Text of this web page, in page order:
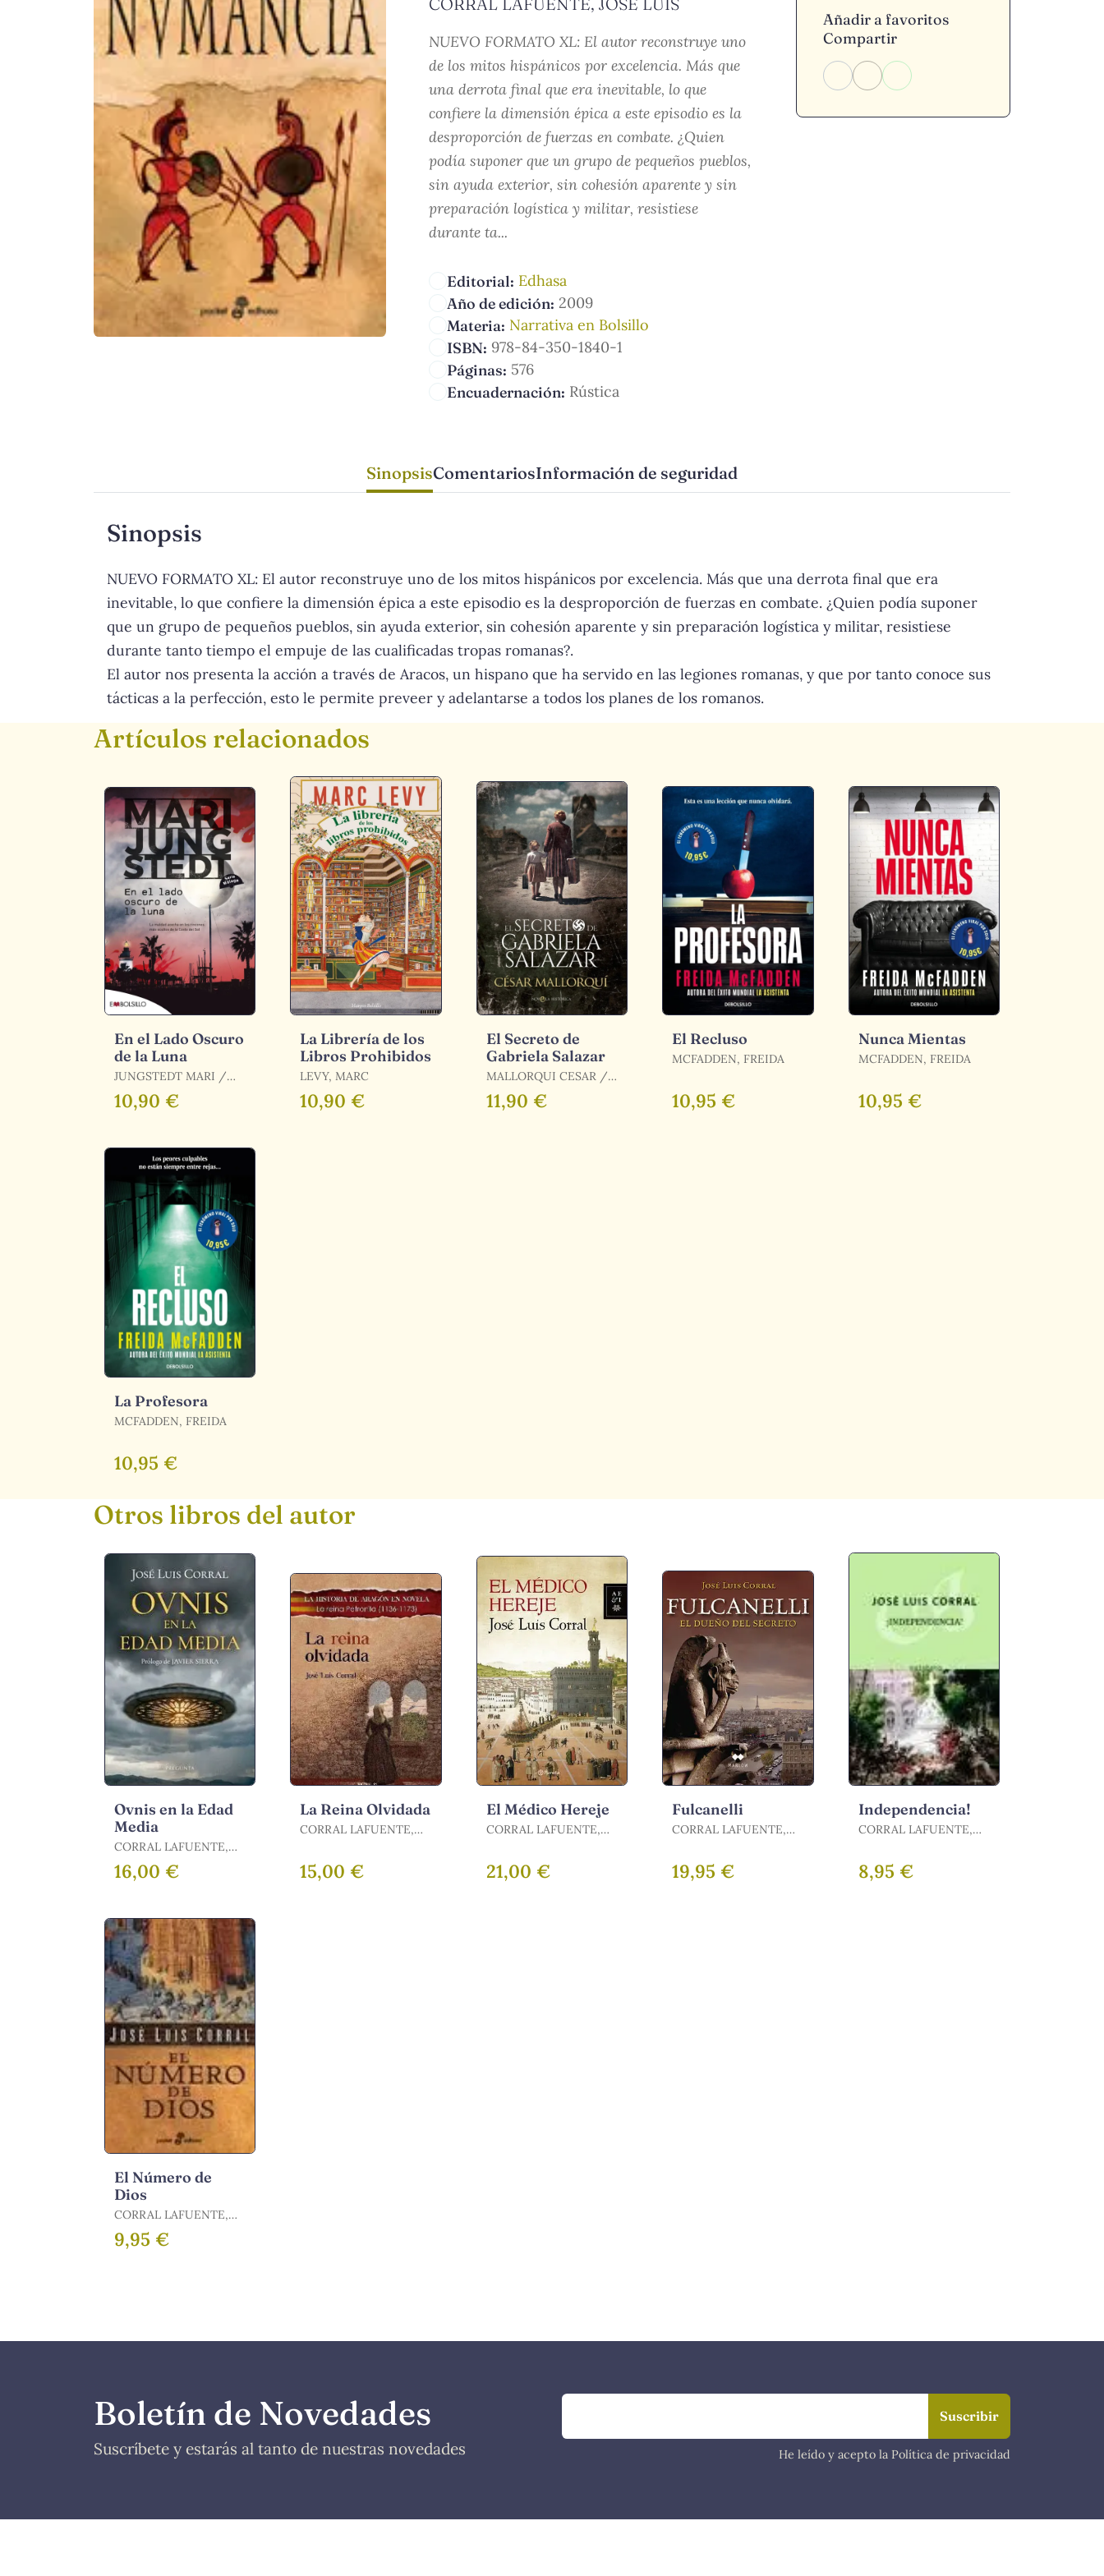
NUEVO FORMATO XL: El autor reconstruye uno
de los mitos hispánicos por excelencia. Más que
una derrota final que era inevitable, lo que
confiere la dimensión épica a este episodio es la
desproporción de fuerzas en combate. ¿Quien
podía suponer que un grupo de pequeños pueblos,
sin ayuda exterior, sin cohesión aparente y sin
preparación logística y militar, resistiese
durante ta...
Editorial: Edhasa
Año de edición: 2009
Materia: Narrativa en Bolsillo
ISBN: 978-84-350-1840-1
Páginas: 576
Encuadernación: Rústica
Añadir a favoritos
Compartir
SinopsisComentariosInformación de seguridad
Sinopsis
NUEVO FORMATO XL: El autor reconstruye uno de los mitos hispánicos por excelencia. Más que una derrota final que era
inevitable, lo que confiere la dimensión épica a este episodio es la desproporción de fuerzas en combate. ¿Quien podía suponer
que un grupo de pequeños pueblos, sin ayuda exterior, sin cohesión aparente y sin preparación logística y militar, resistiese
durante tanto tiempo el empuje de las cualificadas tropas romanas?.
El autor nos presenta la acción a través de Aracos, un hispano que ha servido en las legiones romanas, y que por tanto conoce sus
tácticas a la perfección, esto le permite preveer y adelantarse a todos los planes de los romanos.
Artículos relacionados
En el Lado Oscuro
de la Luna
JUNGSTEDT MARI /
JUNGSTEDT, MARI
10,90 €
La Librería de los
Libros Prohibidos
LEVY, MARC
10,90 €
El Secreto de
Gabriela Salazar
MALLORQUI CESAR /
MALLORQUÍ, CÉSAR
11,90 €
El Recluso
MCFADDEN, FREIDA
10,95 €
Nunca Mientas
MCFADDEN, FREIDA
10,95 €
La Profesora
MCFADDEN, FREIDA
10,95 €
Otros libros del autor
Ovnis en la Edad
Media
CORRAL LAFUENTE,
JOSÉ LUIS
16,00 €
La Reina Olvidada
CORRAL LAFUENTE,
15,00 €
El Médico Hereje
CORRAL LAFUENTE,
21,00 €
Fulcanelli
CORRAL LAFUENTE,
19,95 €
Independencia!
CORRAL LAFUENTE,
8,95 €
El Número de
Dios
CORRAL LAFUENTE,
JOSÉ LUIS
9,95 €
Boletín de Novedades
Suscríbete y estarás al tanto de nuestras novedades He leído y acepto la Política de privacidad